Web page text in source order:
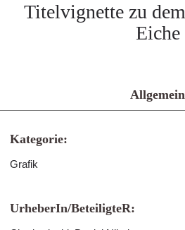
Titelvignette zu
Eiche
Allgemein
Kategorie:
Grafik
UrheberIn/BeteiligteR: